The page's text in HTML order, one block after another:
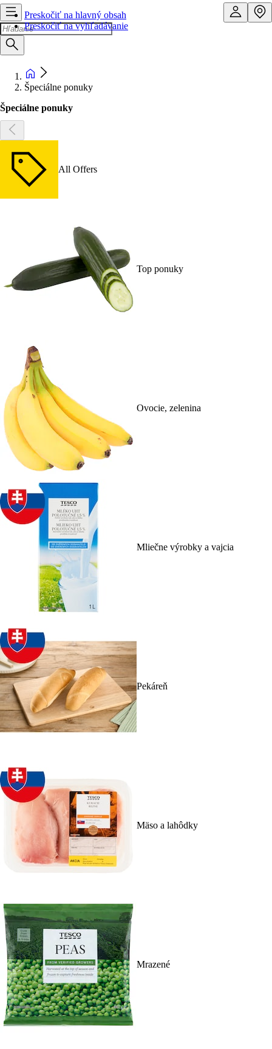
Preskočiť na hlavný obsah
Preskočiť na vyhľadávanie
Špeciálne ponuky
Špeciálne ponuky
All Offers
Top ponuky
Ovocie, zelenina
Mliečne výrobky a vajcia
Pekáreň
Mäso a lahôdky
Mrazené